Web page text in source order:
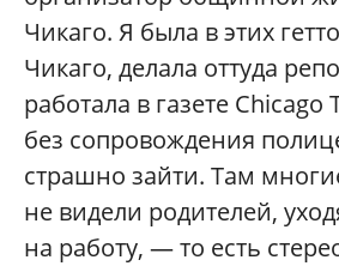
Чикаго. Я была в этих
Чикаго, делала оттуда
работала в газете Chicago
без сопровождения
страшно зайти. Там
не видели родителей,
на работу, — то есть